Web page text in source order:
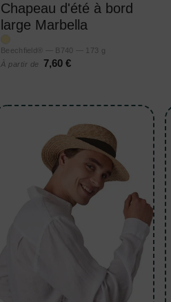
Chapeau d'été à bord
large Marbella
Beechfield® — B740 — 173 g
À partir de
7,60 €